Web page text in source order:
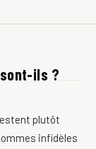
ils ?
plutôt
infidèles